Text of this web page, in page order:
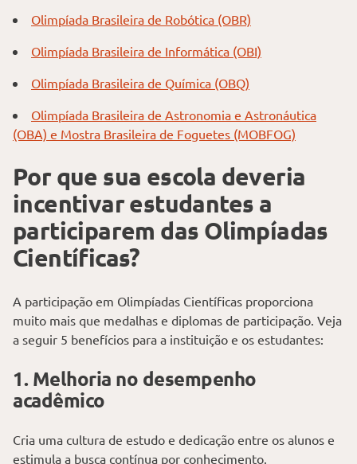
Olimpíada Brasileira de Robótica (OBR)
Olimpíada Brasileira de Informática (OBI)
Olimpíada Brasileira de Química (OBQ)
Olimpíada Brasileira de Astronomia e Astronáutica
(OBA) e Mostra Brasileira de Foguetes (MOBFOG)
Por que sua escola deveria
incentivar estudantes a
participarem das Olimpíadas
Científicas?
A participação em Olimpíadas Científicas proporciona
muito mais que medalhas e diplomas de participação. Veja
a seguir 5 benefícios para a instituição e os estudantes:
1. Melhoria no desempenho
acadêmico
Cria uma cultura de estudo e dedicação entre os alunos e
estimula a busca contínua por conhecimento.